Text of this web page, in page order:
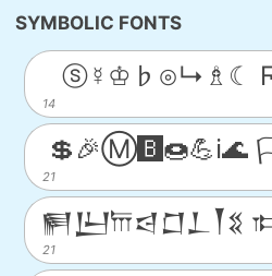
SYMBOLIC FONTS
14
ⓢ☿♔♭⊙↳♗☾
21
💲🎉Ⓜ️🅱️🍩💪ℹ️🌊
21
𒂍𒌨𐎠𒁀𒆸𒁇𒐕𒐏